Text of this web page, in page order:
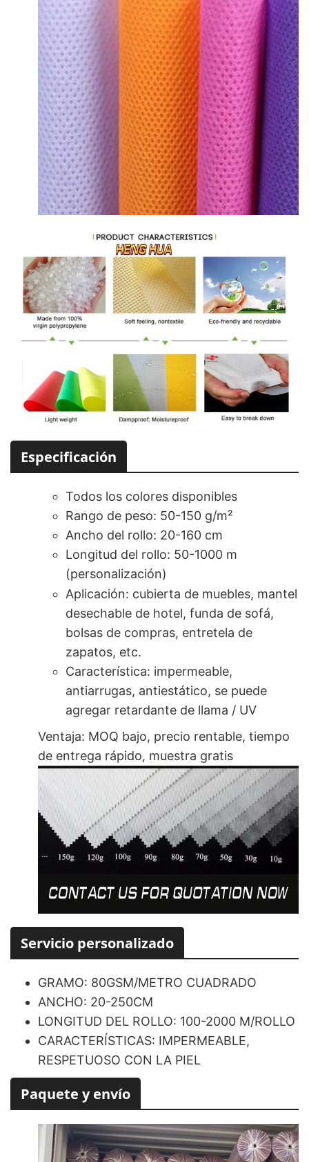
Especificación
Todos los colores disponibles
Rango de peso: 50-150 g/m²
Ancho del rollo: 20-160 cm
Longitud del rollo: 50-1000 m
(personalización)
Aplicación: cubierta de muebles, mantel
desechable de hotel, funda de sofá,
bolsas de compras, entretela de
zapatos, etc.
Característica: impermeable,
antiarrugas, antiestático, se puede
agregar retardante de llama / UV
Ventaja: MOQ bajo, precio rentable, tiempo
de entrega rápido, muestra gratis
Servicio personalizado
GRAMO: 80GSM/METRO CUADRADO
ANCHO: 20-250CM
LONGITUD DEL ROLLO: 100-2000 M/ROLLO
CARACTERÍSTICAS: IMPERMEABLE,
RESPETUOSO CON LA PIEL
Paquete y envío